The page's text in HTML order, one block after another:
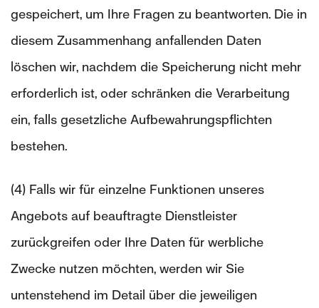
gespeichert, um Ihre Fragen zu beantworten. Die in
diesem Zusammenhang anfallenden Daten
löschen wir, nachdem die Speicherung nicht mehr
erforderlich ist, oder schränken die Verarbeitung
ein, falls gesetzliche Aufbewahrungspflichten
bestehen.
(4) Falls wir für einzelne Funktionen unseres
Angebots auf beauftragte Dienstleister
zurückgreifen oder Ihre Daten für werbliche
Zwecke nutzen möchten, werden wir Sie
untenstehend im Detail über die jeweiligen